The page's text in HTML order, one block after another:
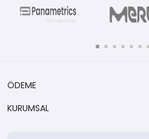
ÖDEME
KURUMSAL